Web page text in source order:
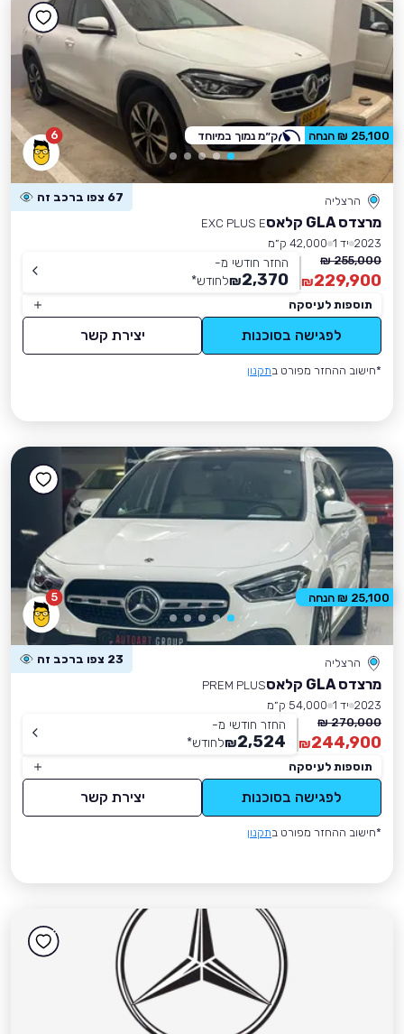
6
הרצליה 67 צפו ברכב זה
מרצדס GLA קלאס
EXC PLUS E
2023 יד 1
42,000 ק״מ
255,000 ₪
229,900
₪
החזר חודשי מ-
2,370
₪לחודש*
תוספות לעיסקה
לפגישה בסוכנות יצירת קשר
*חישוב ההחזר מפורט בתקנון
25,100 ₪ הנחה ק״מ נמוך במיוחד
5
הרצליה 23 צפו ברכב זה
מרצדס GLA קלאס
PREM PLUS
2023 יד 1
54,000 ק״מ
270,000 ₪
244,900
₪
החזר חודשי מ-
2,524
₪לחודש*
תוספות לעיסקה
לפגישה בסוכנות יצירת קשר
*חישוב ההחזר מפורט בתקנון
25,100 ₪ הנחה